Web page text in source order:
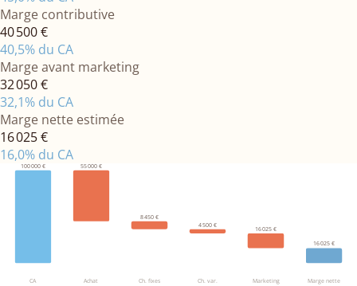
Marge contributive
40 500 €
40,5% du CA
Marge avant marketing
32 050 €
32,1% du CA
Marge nette estimée
16 025 €
16,0% du CA
100 000 €
CA
55 000 €
Achat
8 450 €
Ch. fixes
4 500 €
Ch. var.
16 025 €
Marketing
16 025 €
Marge nette